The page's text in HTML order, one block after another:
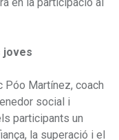
joves
Póo Martínez, coach
social i
participants un
la superació i el